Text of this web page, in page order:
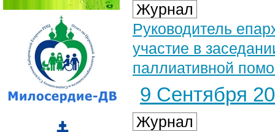
Журнал
Руководитель
участие в
паллиативной
9 Сентября
Журнал